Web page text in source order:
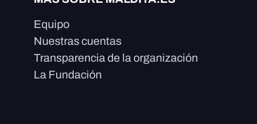
Equipo
Nuestras cuentas
Transparencia de la organización
La Fundación